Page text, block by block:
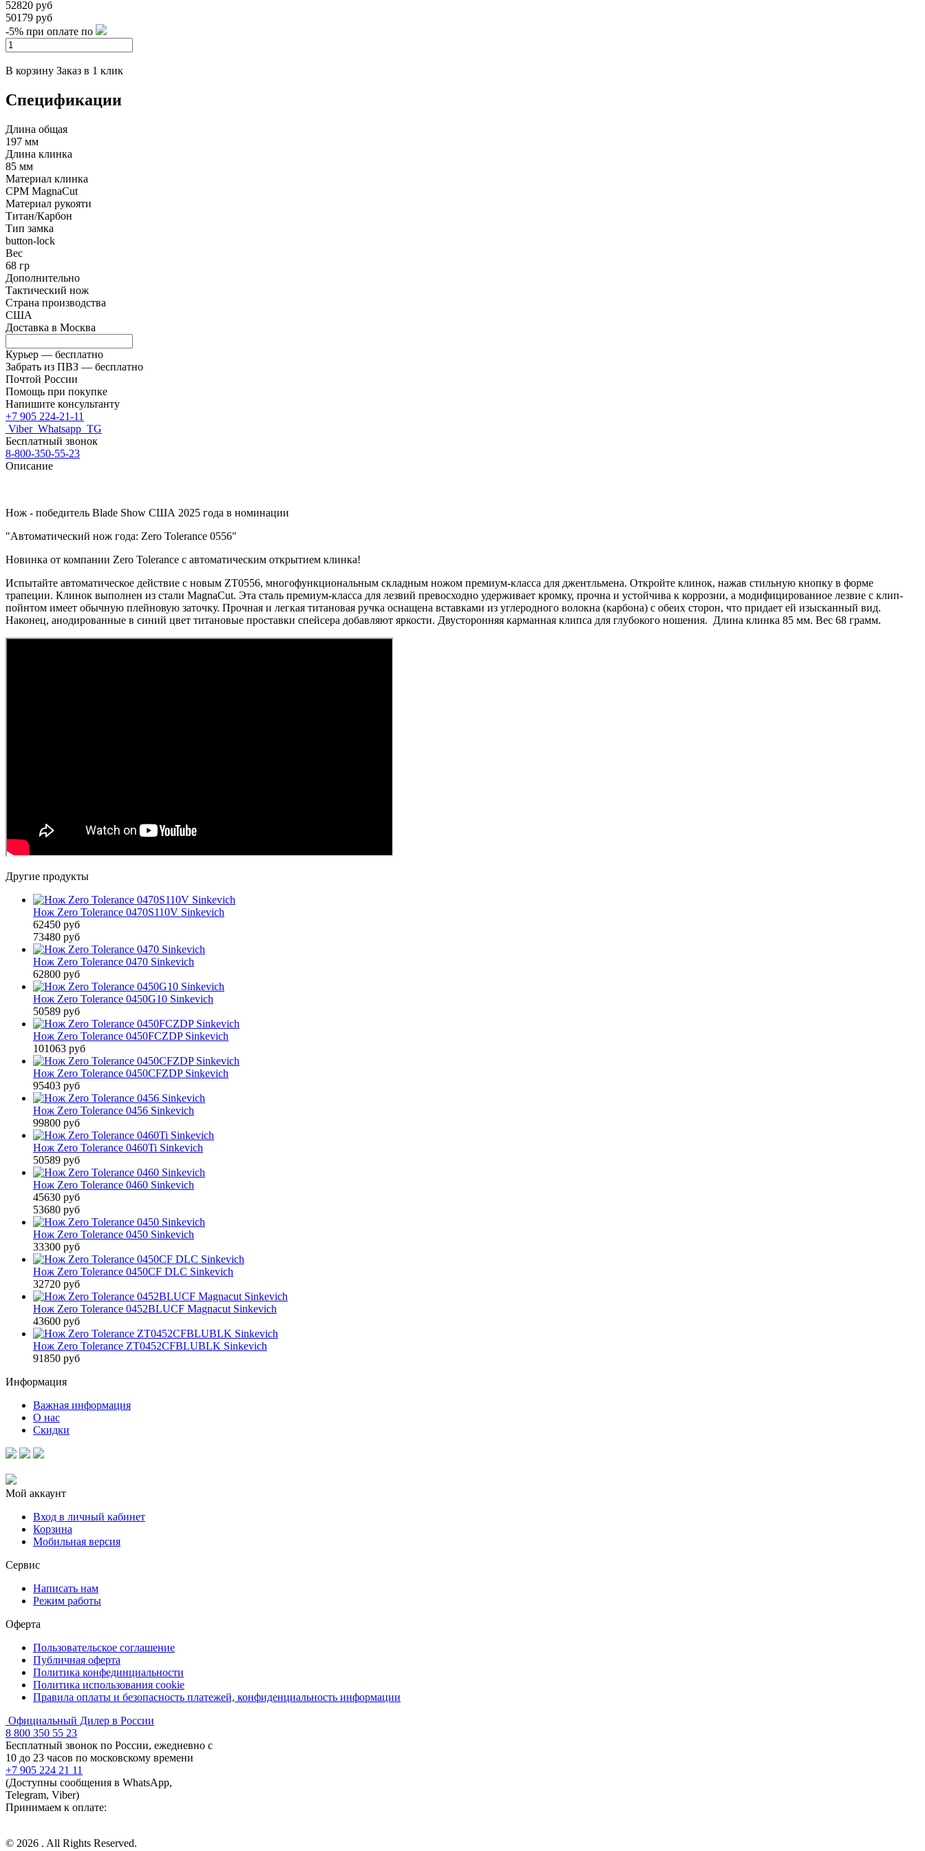
52820 руб
50179 руб
-5% при оплате по
В корзину Заказ в 1 клик
Спецификации
Длина общая
197 мм
Длина клинка
85 мм
Материал клинка
CPM MagnaCut
Материал рукояти
Титан/Карбон
Тип замка
button-lock
Вес
68 гр
Дополнительно
Тактический нож
Страна производства
США
Доставка в Москва
Курьер — бесплатно
Забрать из ПВЗ — бесплатно
Почтой России
Помощь при покупке
Напишите консультанту
+7 905 224-21-11
Viber Whatsapp TG
Бесплатный звонок
8-800-350-55-23
Описание
Нож - победитель Blade Show США 2025 года в номинации
"Автоматический нож года: Zero Tolerance 0556"
Новинка от компании Zero Tolerance с автоматическим открытием клинка!
Испытайте автоматическое действие с новым ZT0556, многофункциональным складным ножом премиум-класса для джентльмена. Откройте клинок, нажав стильную кнопку в форме
трапеции. Клинок выполнен из стали MagnaCut. Эта сталь премиум-класса для лезвий превосходно удерживает кромку, прочна и устойчива к коррозии, а модифицированное лезвие с клип-
пойнтом имеет обычную плейновую заточку. Прочная и легкая титановая ручка оснащена вставками из углеродного волокна (карбона) с обеих сторон, что придает ей изысканный вид.
Наконец, анодированные в синий цвет титановые проставки спейсера добавляют яркости. Двусторонняя карманная клипса для глубокого ношения. Длина клинка 85 мм. Вес 68 грамм.
Другие продукты
Нож Zero Tolerance 0470S110V Sinkevich
62450 руб
73480 руб
Нож Zero Tolerance 0470 Sinkevich
62800 руб
Нож Zero Tolerance 0450G10 Sinkevich
50589 руб
Нож Zero Tolerance 0450FCZDP Sinkevich
101063 руб
Нож Zero Tolerance 0450CFZDP Sinkevich
95403 руб
Нож Zero Tolerance 0456 Sinkevich
99800 руб
Нож Zero Tolerance 0460Ti Sinkevich
50589 руб
Нож Zero Tolerance 0460 Sinkevich
45630 руб
53680 руб
Нож Zero Tolerance 0450 Sinkevich
33300 руб
Нож Zero Tolerance 0450CF DLC Sinkevich
32720 руб
Нож Zero Tolerance 0452BLUCF Magnacut Sinkevich
43600 руб
Нож Zero Tolerance ZT0452CFBLUBLK Sinkevich
91850 руб
Информация
Важная информация
О нас
Скидки
Мой аккаунт
Вход в личный кабинет
Корзина
Мобильная версия
Сервис
Написать нам
Режим работы
Оферта
Пользовательское соглашение
Публичная оферта
Политика конфединциальности
Политика использования cookie
Правила оплаты и безопасность платежей, конфиденциальность информации
Официальный Дилер в России
8 800 350 55 23
Бесплатный звонок по России, ежедневно с
10 до 23 часов по московскому времени
+7 905 224 21 11
(Доступны сообщения в WhatsApp,
Telegram, Viber)
Принимаем к оплате:
© 2026 . All Rights Reserved.